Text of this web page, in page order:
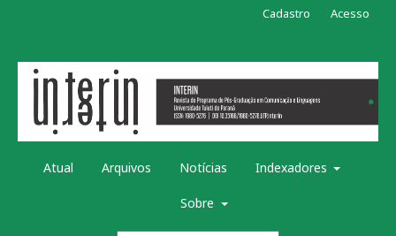
Atual Arquivos Notícias Indexadores
Sobre
Cadastro Acesso